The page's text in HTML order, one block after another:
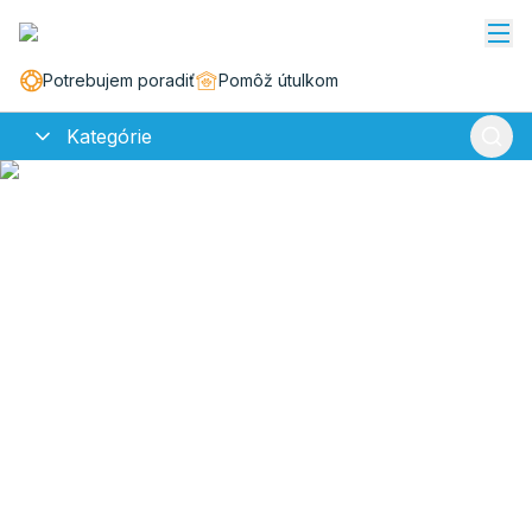
Potrebujem poradiť Pomôž útulkom
Kategórie